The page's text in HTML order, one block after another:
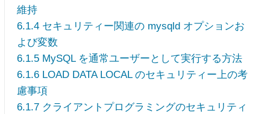
維持
6.1.4 セキュリティー関連の mysqld オプションお
よび変数
6.1.5 MySQL を通常ユーザーとして実行する方法
6.1.6 LOAD DATA LOCAL のセキュリティー上の考
慮事項
6.1.7 クライアントプログラミングのセキュリティ